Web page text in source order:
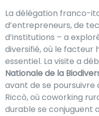
La délégation franco-
d’entrepreneurs, de
d’institutions – a
diversifié, où le facteur
essentiel. La visite a
Nationale de la
avant de se
Riccò, où coworking
durable se conjuguent